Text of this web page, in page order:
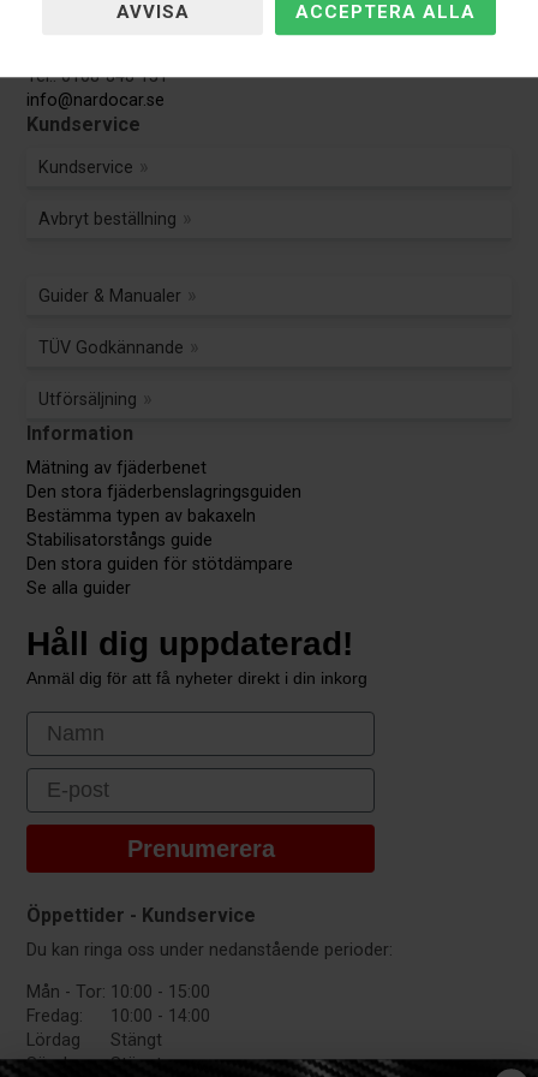
Tel.: 0108-848 151
info@nardocar.se
Kundservice
Kundservice
Avbryt beställning
Guider & Manualer
TÜV Godkännande
Utförsäljning
Information
Mätning av fjäderbenet
Den stora fjäderbenslagringsguiden
Bestämma typen av bakaxeln
Stabilisatorstångs guide
Den stora guiden för stötdämpare
Se alla guider
Håll dig uppdaterad!
Anmäl dig för att få nyheter direkt i din inkorg
First Name
Email
Prenumerera
Öppettider - Kundservice
Du kan ringa oss under nedanstående perioder:
Mån - Tor: 10:00 - 15:00
Fredag:
10:00 - 14:00
Lördag
Stängt
Söndag:
Stängt